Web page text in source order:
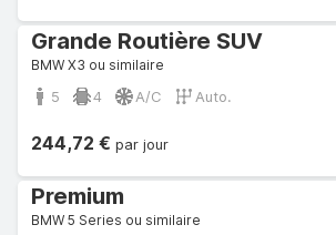
Grande Routière SUV
BMW X3 ou similaire
5 4 A/C Auto.
244,72 € par jour
Premium
BMW 5 Series ou similaire